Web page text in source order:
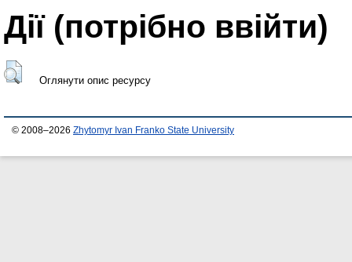
Дії ​​(потрібно ввійти)
Оглянути опис ресурсу
© 2008–2026 Zhytomyr Ivan Franko State University